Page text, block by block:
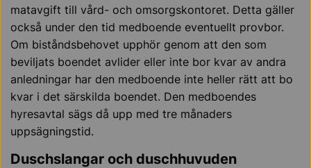
matavgift till vård- och omsorgskontoret. Detta gäller
också under den tid medboende eventuellt provbor.
Om biståndsbehovet upphör genom att den som
beviljats boendet avlider eller inte bor kvar av andra
anledningar har den medboende inte heller rätt att bo
kvar i det särskilda boendet. Den medboendes
hyresavtal sägs då upp med tre månaders
uppsägningstid.
Duschslangar och duschhuvuden